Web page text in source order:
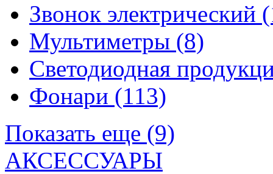
Звонок электрический
Мультиметры (8)
Светодиодная
Фонари (113)
Показать еще (9)
АКСЕССУАРЫ